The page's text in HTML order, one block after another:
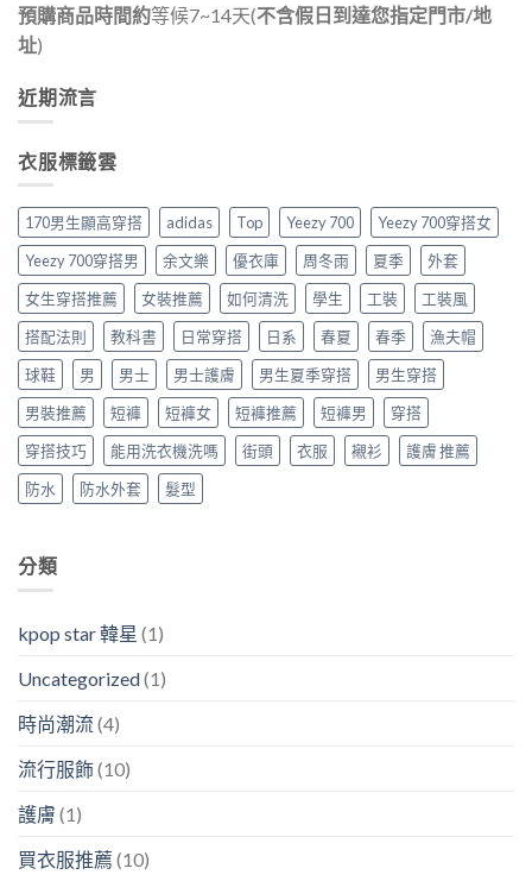
預購商品時間約等候7~14天(不含假日到達您指定門市/地
址)
近期流言
衣服標籤雲
170男生顯高穿搭 adidas Top Yeezy 700
Yeezy 700穿搭女
Yeezy 700穿搭男
余文樂 優衣庫 周冬雨 夏季
外套
女生穿搭推薦
女裝推薦 如何清洗 學生 工裝
工裝風
搭配法則
教科書 日常穿搭 日系 春夏 春季
漁夫帽
球鞋
男 男士 男士護膚 男生夏季穿搭
男生穿搭
男裝推薦
短褲 短褲女 短褲推薦 短褲男
穿搭
穿搭技巧
能用洗衣機洗嗎 街頭 衣服 襯衫
護膚 推薦
防水
防水外套 髮型
分類
kpop star 韓星 (1)
Uncategorized(1)
時尚潮流 (4)
流行服飾(10)
護膚 (1)
買衣服推薦 (10)